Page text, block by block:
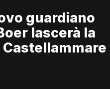
guardiano
lascerà la
Castellammare